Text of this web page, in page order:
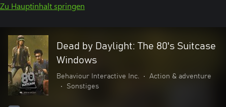
Zu Hauptinhalt springen
Dead by Daylight: The 80's Suitcase
Windows
Behaviour Interactive Inc. •
Action & adventure
•
Sonstiges